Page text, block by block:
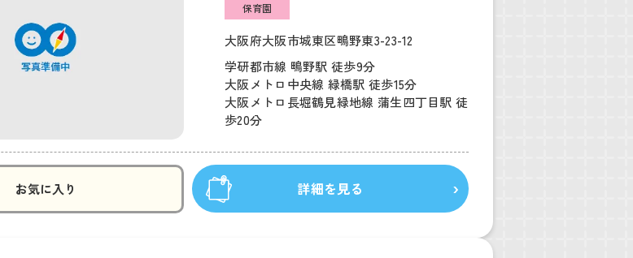
保育園
大阪府大阪市城東区鴫野東3-23-12
学研都市線 鴫野駅 徒歩9分
大阪メトロ中央線 緑橋駅 徒歩15分
大阪メトロ長堀鶴見緑地線 蒲生四丁目駅 徒
歩20分
お気に入り 詳細を見る